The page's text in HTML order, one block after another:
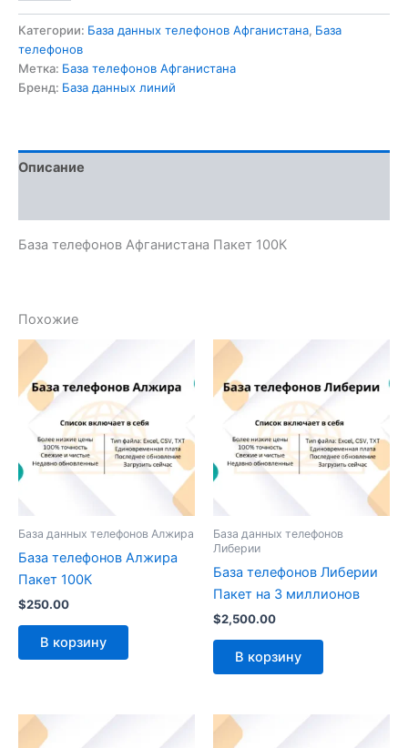
Категории: База данных телефонов Афганистана, База
телефонов
Метка: База телефонов Афганистана
Бренд: База данных линий
Описание
База телефонов Афганистана Пакет 100К
Похожие
База данных телефонов Алжира
База телефонов Алжира
Пакет 100К
$250.00
В корзину
База данных телефонов
Либерии
База телефонов Либерии
Пакет на 3 миллионов
$2,500.00
В корзину